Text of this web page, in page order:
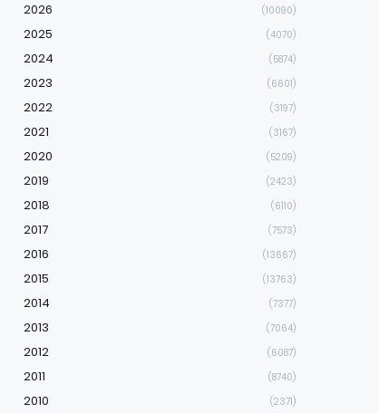
2026 (10090)
2025 (4070)
2024 (5874)
2023 (6601)
2022 (3197)
2021 (3167)
2020 (5209)
2019 (2423)
2018 (6110)
2017 (7573)
2016 (13667)
2015 (13763)
2014 (7377)
2013 (7064)
2012 (6087)
2011 (8740)
2010 (2371)